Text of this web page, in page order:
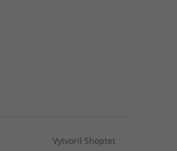
Vytvoril Shoptet